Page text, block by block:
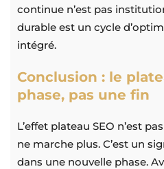
continue n’est pas
durable est un cycle
intégré.
Conclusion : le
phase, pas une fin
L’effet plateau SEO n’est
ne marche plus. C’est un
dans une nouvelle phase.